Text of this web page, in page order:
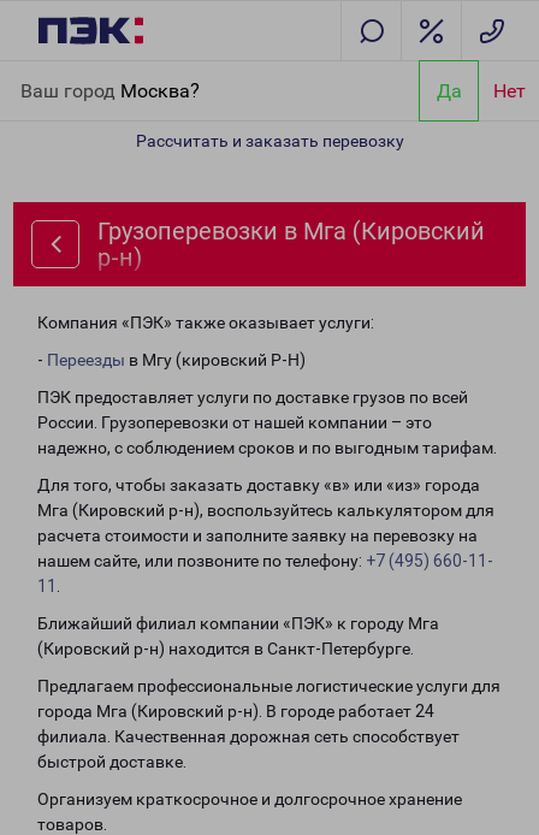
Ваш город Москва? Да Нет
Рассчитать и заказать перевозку
Грузоперевозки в Мга (Кировский
р-н)
Компания «ПЭК» также оказывает услуги:
- Переезды в Мгу (кировский Р-Н)
ПЭК предоставляет услуги по доставке грузов по всей
России. Грузоперевозки от нашей компании – это
надежно, с соблюдением сроков и по выгодным тарифам.
Для того, чтобы заказать доставку «в» или «из» города
Мга (Кировский р-н), воспользуйтесь калькулятором для
расчета стоимости и заполните заявку на перевозку на
нашем сайте, или позвоните по телефону: +7 (495) 660-11-
11
Ближайший филиал компании «ПЭК» к городу Мга
(Кировский р-н) находится в Санкт-Петербурге.
Предлагаем профессиональные логистические услуги для
города Мга (Кировский р-н). В городе работает 24
филиала. Качественная дорожная сеть способствует
быстрой доставке.
Организуем краткосрочное и долгосрочное хранение
товаров.